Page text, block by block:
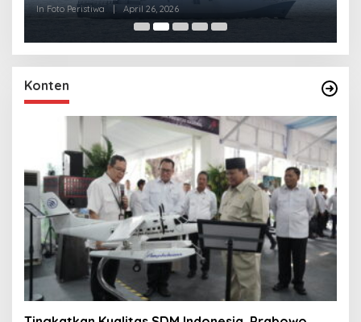
In Foto Peristiwa | April 26, 2026
Konten